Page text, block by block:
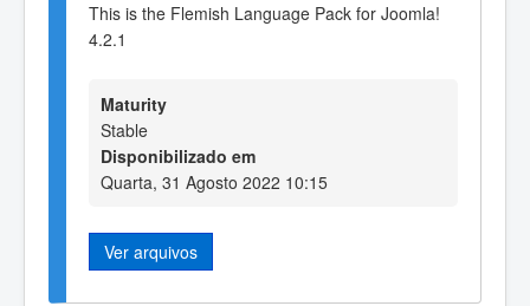
This is the Flemish Language Pack for Joomla!
4.2.1
Maturity
Stable
Disponibilizado em
Quarta, 31 Agosto 2022 10:15
Ver arquivos